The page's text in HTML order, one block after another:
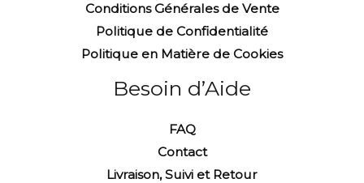
Conditions Générales de Vente
Politique de Confidentialité
Politique en Matière de Cookies
Besoin d’Aide
FAQ
Contact
Livraison, Suivi et Retour